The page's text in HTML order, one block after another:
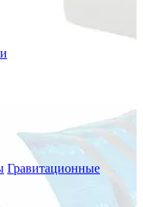
Гравитационные